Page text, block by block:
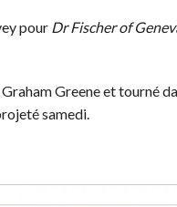
pour Dr Fischer of
Greene et tourné
samedi.